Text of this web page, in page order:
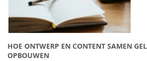
HOE ONTWERP EN CONTENT SAMEN
OPBOUWEN